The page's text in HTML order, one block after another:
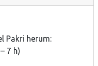
Pakri herum:
7 h)